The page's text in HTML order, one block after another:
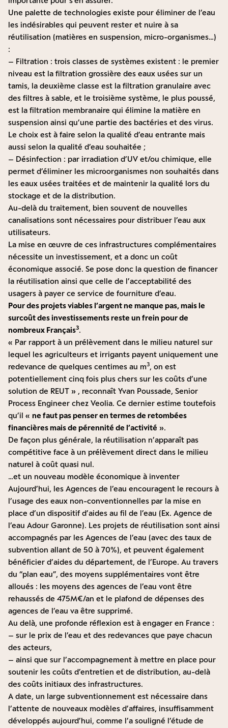
Une palette de technologies existe pour éliminer de l’eau
les indésirables qui peuvent rester et nuire à sa
réutilisation (matières en suspension, micro-organismes…)
:
– Filtration : trois classes de systèmes existent : le premier
niveau est la filtration grossière des eaux usées sur un
tamis, la deuxième classe est la filtration granulaire avec
des filtres à sable, et le troisième système, le plus poussé,
est la filtration membranaire qui élimine la matière en
suspension ainsi qu’une partie des bactéries et des virus.
Le choix est à faire selon la qualité d’eau entrante mais
aussi selon la qualité d’eau souhaitée ;
– Désinfection : par irradiation d’UV et/ou chimique, elle
permet d’éliminer les microorganismes non souhaités dans
les eaux usées traitées et de maintenir la qualité lors du
stockage et de la distribution.
Au-delà du traitement, bien souvent de nouvelles
canalisations sont nécessaires pour distribuer l’eau aux
utilisateurs.
La mise en œuvre de ces infrastructures complémentaires
nécessite un investissement, et a donc un coût
économique associé. Se pose donc la question de financer
la réutilisation ainsi que celle de l’acceptabilité des
usagers à payer ce service de fourniture d’eau.
Pour des projets viables l’argent ne manque pas, mais le
surcoût des investissements reste un frein pour de
nombreux Français3.
« Par rapport à un prélèvement dans le milieu naturel sur
lequel les agriculteurs et irrigants payent uniquement une
redevance de quelques centimes au m3, on est
potentiellement cinq fois plus chers sur les coûts d’une
solution de REUT » , reconnaît Yvan Poussade, Senior
Process Engineer chez Veolia. Ce dernier estime toutefois
qu’il « ne faut pas penser en termes de retombées
financières mais de pérennité de l’activité ».
De façon plus générale, la réutilisation n’apparaît pas
compétitive face à un prélèvement direct dans le milieu
naturel à coût quasi nul.
…et un nouveau modèle économique à inventer
Aujourd’hui, les Agences de l’eau encouragent le recours à
l’usage des eaux non-conventionnelles par la mise en
place d’un dispositif d’aides au fil de l’eau (Ex. Agence de
l’eau Adour Garonne). Les projets de réutilisation sont ainsi
accompagnés par les Agences de l’eau (avec des taux de
subvention allant de 50 à 70%), et peuvent également
bénéficier d’aides du département, de l’Europe. Au travers
du “plan eau”, des moyens supplémentaires vont être
alloués : les moyens des agences de l’eau vont être
rehaussés de 475M€/an et le plafond de dépenses des
agences de l’eau va être supprimé.
Au delà, une profonde réflexion est à engager en France :
– sur le prix de l’eau et des redevances que paye chacun
des acteurs,
– ainsi que sur l’accompagnement à mettre en place pour
soutenir les coûts d’entretien et de distribution, au-delà
des coûts initiaux des infrastructures.
A date, un large subventionnement est nécessaire dans
l’attente de nouveaux modèles d’affaires, insuffisamment
développés aujourd’hui, comme l’a souligné l’étude de